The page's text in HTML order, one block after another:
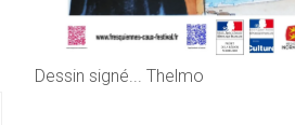
Dessin signé... Thelmo